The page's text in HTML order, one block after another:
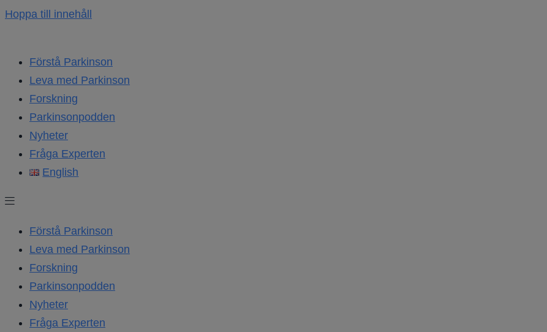
Hoppa till innehåll
Förstå Parkinson
Leva med Parkinson
Forskning
Parkinsonpodden
Nyheter
Fråga Experten
English
Förstå Parkinson
Leva med Parkinson
Forskning
Parkinsonpodden
Nyheter
Fråga Experten